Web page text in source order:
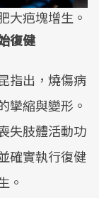
大疤塊增生。
復健
指出，燒傷病
攣縮與變形。
失肢體活動功
確實執行復健
。